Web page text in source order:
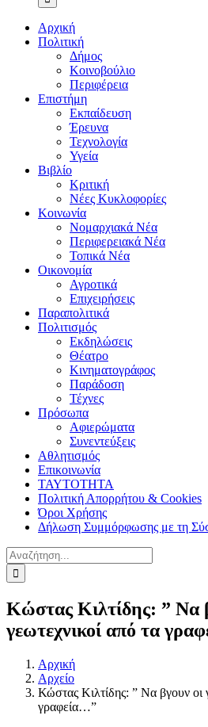
Αρχική
Πολιτική
Δήμος
Κοινοβούλιο
Περιφέρεια
Επιστήμη
Εκπαίδευση
Έρευνα
Τεχνολογία
Υγεία
Βιβλίο
Κριτική
Νέες Κυκλοφορίες
Κοινωνία
Νομαρχιακά Νέα
Περιφερειακά Νέα
Τοπικά Νέα
Οικονομία
Αγροτικά
Επιχειρήσεις
Παραπολιτικά
Πολιτισμός
Εκδηλώσεις
Θέατρο
Κινηματογράφος
Παράδοση
Τέχνες
Πρόσωπα
Αφιερώματα
Συνεντεύξεις
Αθλητισμός
Επικοινωνία
ΤΑΥΤΟΤΗΤΑ
Πολιτική Απορρήτου & Cookies
Όροι Χρήσης
Δήλωση Συμμόρφωσης με τη
Αναζήτηση
για:
Κώστας Κιλτίδης: ” Να
γεωτεχνικοί από τα
Αρχική
Αρχείο
Κώστας Κιλτίδης: ” Να βγουν οι
γραφεία…”